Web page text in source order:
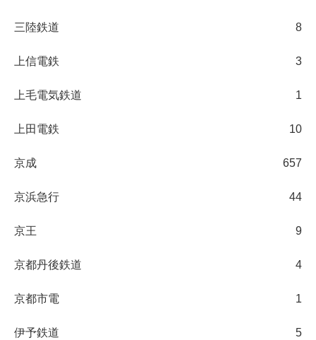
三陸鉄道 8
上信電鉄 3
上毛電気鉄道 1
上田電鉄 10
京成 657
京浜急行 44
京王 9
京都丹後鉄道 4
京都市電 1
伊予鉄道 5